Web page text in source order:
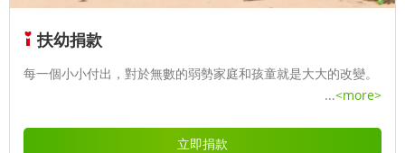
扶幼捐款
每一個小小付出，對於無數的弱勢家庭和孩童就是大大的改變。
...<more>
立即捐款